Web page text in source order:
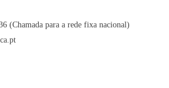
(Chamada para a rede fixa nacional)